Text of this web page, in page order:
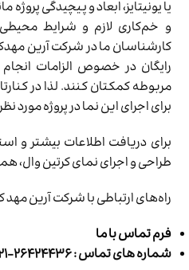
یا یونیتایز، ابعاد و پیچیدگی پروژه
و خم‌کاری لازم و شرایط
کارشناسان ما در شرکت آرین
رایگان در خصوص الزامات
مربوطه کمکتان کنند. لذا در
برای اجرای این نما در پروژه مورد
برای دریافت اطلاعات بیشتر
طراحی و اجرای نمای کرتین وال،
راه‌های ارتباطی با شرکت آرین
فرم تماس با ما
شماره های تماس : ۲۶۴۲۴۴۳۶-۰۲۱ و ۲۶۴۲۴۱۶۳-۰۲۱